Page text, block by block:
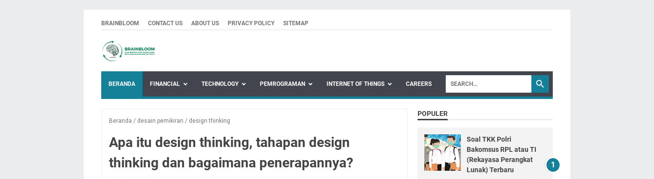
BRAINBLOOM CONTACT US ABOUT US PRIVACY POLICY SITEMAP
BERANDA FINANCIAL TECHNOLOGY PEMROGRAMAN INTERNET OF THINGS CAREERS
Beranda / desain pemikiran / design thinking
Apa itu design thinking, tahapan design
thinking dan bagaimana penerapannya?
POPULER
Soal TKK Polri
Bakomsus RPL atau TI
(Rekayasa Perangkat
Lunak) Terbaru